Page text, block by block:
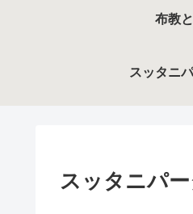
布教
スッタニ
スッタニパ